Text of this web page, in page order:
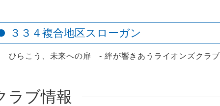
３３４複合地区スローガン
ひらこう、未来への扉 - 絆が響きあうライオンズクラ
ラブ情報